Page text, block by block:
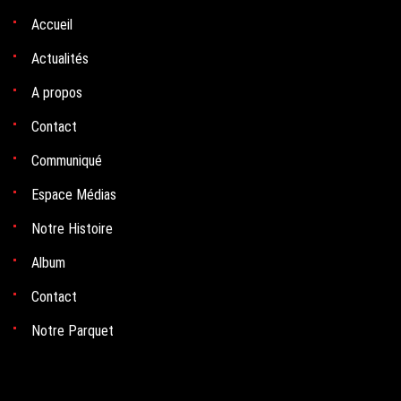
Accueil
Actualités
A propos
Contact
Communiqué
Espace Médias
Notre Histoire
Album
Contact
Notre Parquet